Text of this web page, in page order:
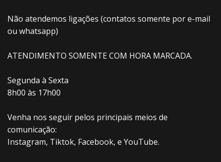
Não atendemos ligações (contatos somente por e-mail
ou whatsapp)
ATENDIMENTO SOMENTE COM HORA MARCADA.
Segunda à Sexta
8h00 às 17h00
Venha nos seguir pelos principais meios de
comunicação:
Instagram, Tiktok, Facebook, e YouTube.